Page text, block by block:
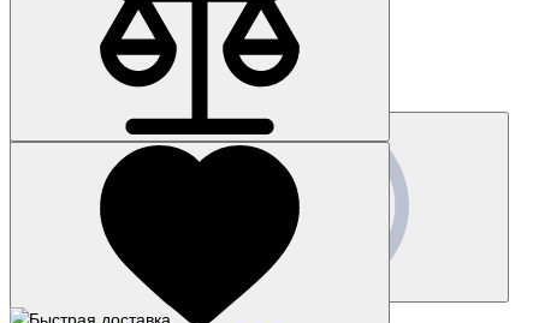
Код товара: 21826-01
6FC8506-1EX33-0AA0
Цена по запросу